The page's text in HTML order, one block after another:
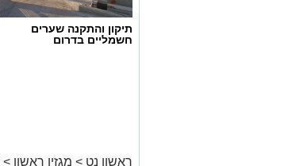
תיקון והתקנה שערים
חשמליים בדרום
ראשון נט > מגזין ראשון >